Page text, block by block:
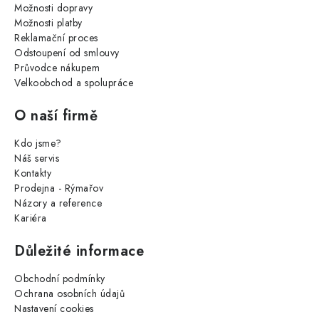
Možnosti dopravy
Možnosti platby
Reklamační proces
Odstoupení od smlouvy
Průvodce nákupem
Velkoobchod a spolupráce
O naší firmě
Kdo jsme?
Náš servis
Kontakty
Prodejna - Rýmařov
Názory a reference
Kariéra
Důležité informace
Obchodní podmínky
Ochrana osobních údajů
Nastavení cookies